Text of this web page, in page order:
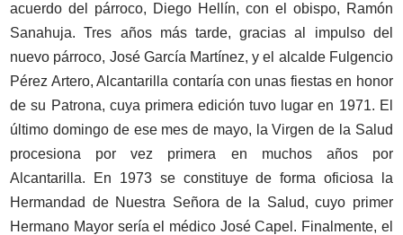
acuerdo del párroco, Diego Hellín, con el obispo, Ramón
Sanahuja. Tres años más tarde, gracias al impulso del
nuevo párroco, José García Martínez, y el alcalde Fulgencio
Pérez Artero, Alcantarilla contaría con unas fiestas en honor
de su Patrona, cuya primera edición tuvo lugar en 1971. El
último domingo de ese mes de mayo, la Virgen de la Salud
procesiona por vez primera en muchos años por
Alcantarilla. En 1973 se constituye de forma oficiosa la
Hermandad de Nuestra Señora de la Salud, cuyo primer
Hermano Mayor sería el médico José Capel. Finalmente, el